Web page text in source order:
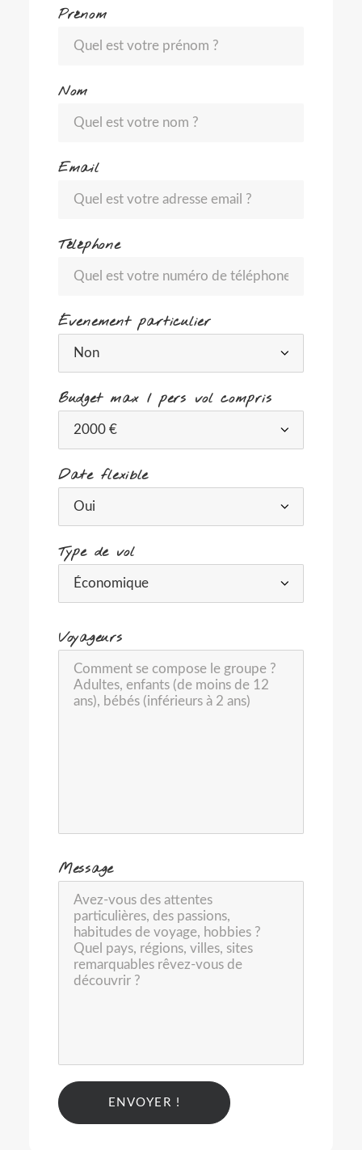
Prénom
Nom
Email
Téléphone
Évenement particulier
Budget max / pers vol compris
Date flexible
Type de vol
Voyageurs
Message